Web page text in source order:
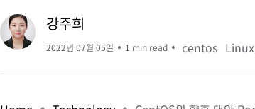
강주희
2022년 07월 05일 1 min read centos Linux